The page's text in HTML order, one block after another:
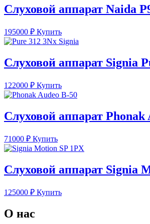
Слуховой аппарат Naida
195000 ₽ Купить
Слуховой аппарат Signia
122000 ₽ Купить
Слуховой аппарат
71000 ₽ Купить
Слуховой аппарат Signia
125000 ₽ Купить
О нас